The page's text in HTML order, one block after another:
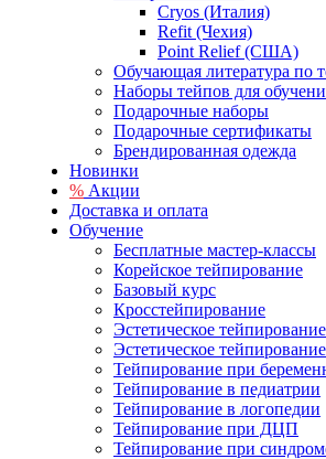
Cryos (Италия)
Refit (Чехия)
Point Relief (США)
Обучающая литература по
Наборы тейпов для
Подарочные наборы
Подарочные сертификаты
Брендированная одежда
Новинки
% Акции
Доставка и оплата
Обучение
Бесплатные мастер-классы
Корейское тейпирование
Базовый курс
Кросстейпирование
Эстетическое
Эстетическое
Тейпирование при
Тейпирование в педиатрии
Тейпирование в логопедии
Тейпирование при ДЦП
Тейпирование при